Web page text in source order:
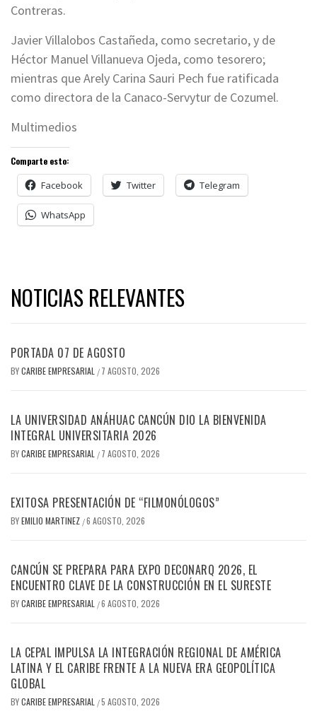
Contreras.
Javier Villalobos Castañeda, como secretario, y de
Héctor Manuel Villanueva Ojeda, como tesorero;
mientras que Arely Carina Sauri Pech fue ratificada
como directora de la Canaco-Servytur de Cozumel.
Multimedios
Comparte esto:
Facebook Twitter Telegram
WhatsApp
NOTICIAS RELEVANTES
PORTADA 07 DE AGOSTO
BYCARIBE EMPRESARIAL / 7 AGOSTO, 2026
LA UNIVERSIDAD ANÁHUAC CANCÚN DIO LA BIENVENIDA
INTEGRAL UNIVERSITARIA 2026
BYCARIBE EMPRESARIAL / 7 AGOSTO, 2026
EXITOSA PRESENTACIÓN DE “FILMONÓLOGOS”
BYEMILIO MARTINEZ /6 AGOSTO, 2026
CANCÚN SE PREPARA PARA EXPO DECONARQ 2026, EL
ENCUENTRO CLAVE DE LA CONSTRUCCIÓN EN EL SURESTE
BYCARIBE EMPRESARIAL /6 AGOSTO, 2026
LA CEPAL IMPULSA LA INTEGRACIÓN REGIONAL DE AMÉRICA
LATINA Y EL CARIBE FRENTE A LA NUEVA ERA GEOPOLÍTICA
GLOBAL
BYCARIBE EMPRESARIAL /5 AGOSTO, 2026